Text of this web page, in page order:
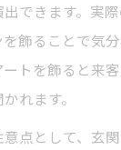
できます。実際
を飾ることで気
ートを飾ると来
れます。
点として、玄